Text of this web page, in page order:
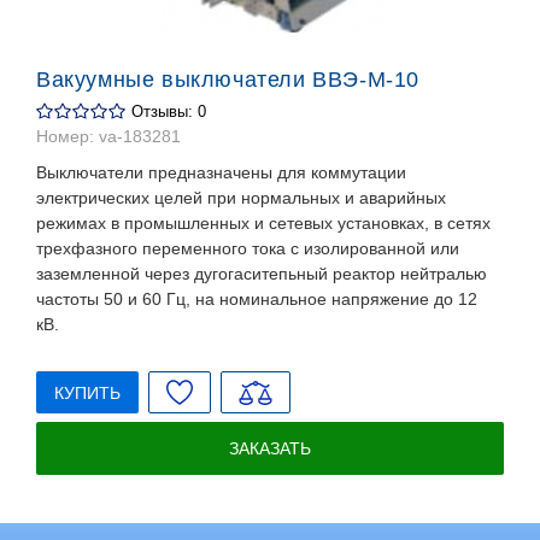
Вакуумные выключатели ВВЭ-М-10
Отзывы: 0
Номер: va-183281
Выключатели предназначены для коммутации
электрических целей при нормальных и аварийных
режимах в промышленных и сетевых установках, в сетях
трехфазного переменного тока с изолированной или
заземленной через дугогаситепьный реактор нейтралью
частоты 50 и 60 Гц, на номинальное напряжение до 12
кВ.
КУПИТЬ
ЗАКАЗАТЬ